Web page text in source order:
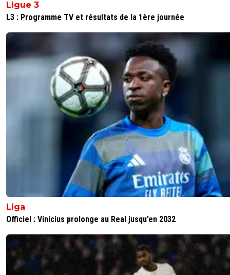
Ligue 3
L3 : Programme TV et résultats de la 1ère journée
Liga
Officiel : Vinicius prolonge au Real jusqu’en 2032